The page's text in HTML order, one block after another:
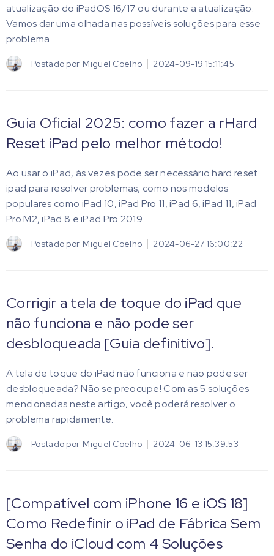
atualização do iPadOS 16/17 ou durante a atualização.
Vamos dar uma olhada nas possíveis soluções para esse
problema.
Postado por Miguel Coelho 2024-09-19 15:11:45
Guia Oficial 2025: como fazer a rHard
Reset iPad pelo melhor método!
Ao usar o iPad, às vezes pode ser necessário hard reset
ipad para resolver problemas, como nos modelos
populares como iPad 10, iPad Pro 11, iPad 6, iPad 11, iPad
Pro M2, iPad 8 e iPad Pro 2019.
Postado por Miguel Coelho 2024-06-27 16:00:22
Corrigir a tela de toque do iPad que
não funciona e não pode ser
desbloqueada [Guia definitivo].
A tela de toque do iPad não funciona e não pode ser
desbloqueada? Não se preocupe! Com as 5 soluções
mencionadas neste artigo, você poderá resolver o
problema rapidamente.
Postado por Miguel Coelho 2024-06-13 15:39:53
[Compatível com iPhone 16 e iOS 18]
Como Redefinir o iPad de Fábrica Sem
Senha do iCloud com 4 Soluções